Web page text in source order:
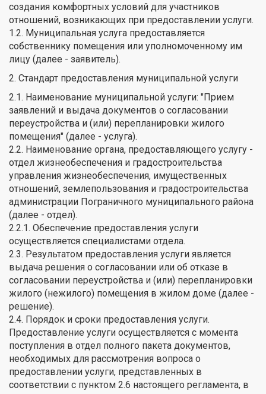
создания комфортных условий для участников
отношений, возникающих при предоставлении услуги.
1.2. Муниципальная услуга предоставляется
собственнику помещения или уполномоченному им
лицу (далее - заявитель).
2. Стандарт предоставления муниципальной услуги
2.1. Наименование муниципальной услуги: "Прием
заявлений и выдача документов о согласовании
переустройства и (или) перепланировки жилого
помещения" (далее - услуга).
2.2. Наименование органа, предоставляющего услугу -
отдел жизнеобеспечения и градостроительства
управления жизнеобеспечения, имущественных
отношений, землепользования и градостроительства
администрации Пограничного муниципального района
(далее - отдел).
2.2.1. Обеспечение предоставления услуги
осуществляется специалистами отдела.
2.3. Результатом предоставления услуги является
выдача решения о согласовании или об отказе в
согласовании переустройства и (или) перепланировки
жилого (нежилого) помещения в жилом доме (далее -
решение).
2.4. Порядок и сроки предоставления услуги.
Предоставление услуги осуществляется с момента
поступления в отдел полного пакета документов,
необходимых для рассмотрения вопроса о
предоставлении услуги, представленных в
соответствии с пунктом 2.6 настоящего регламента, в